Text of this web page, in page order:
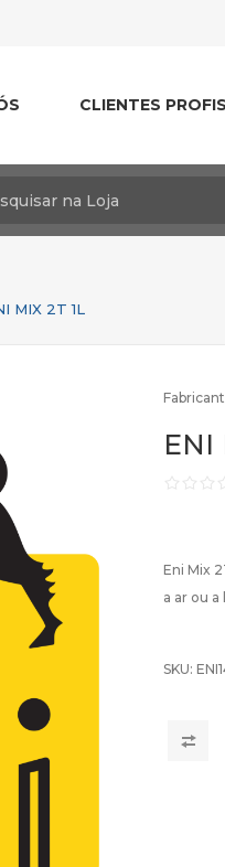
CLIENTES
MIX 2T 1L
ENI
Eni Mix
a ar ou
SKU: